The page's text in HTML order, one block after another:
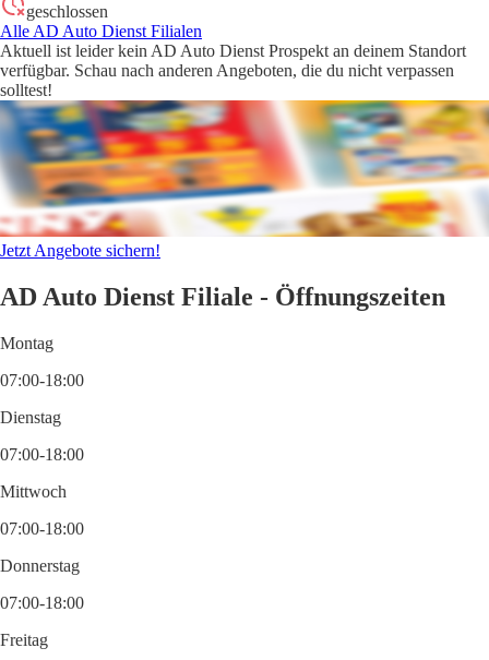
geschlossen
Alle AD Auto Dienst Filialen
Aktuell ist leider kein AD Auto Dienst Prospekt an deinem Standort
verfügbar. Schau nach anderen Angeboten, die du nicht verpassen
solltest!
Jetzt Angebote sichern!
AD Auto Dienst Filiale - Öffnungszeiten
Montag
07:00-18:00
Dienstag
07:00-18:00
Mittwoch
07:00-18:00
Donnerstag
07:00-18:00
Freitag